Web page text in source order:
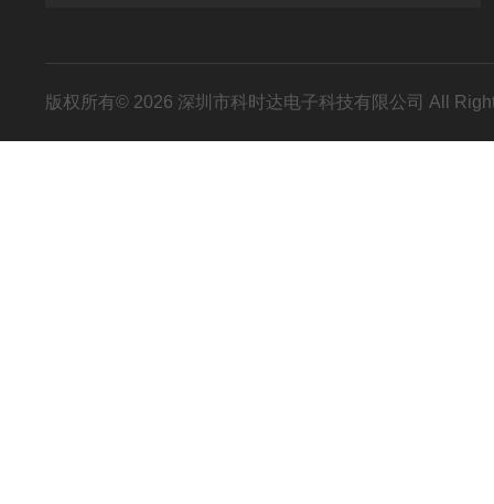
版权所有© 2026 深圳市科时达电子科技有限公司 All